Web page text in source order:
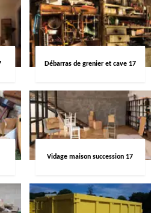
Débarras de grenier et cave 17
Vidage maison succession 17